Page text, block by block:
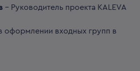
– Руководитель проекта KALEVA
оформлении входных групп в